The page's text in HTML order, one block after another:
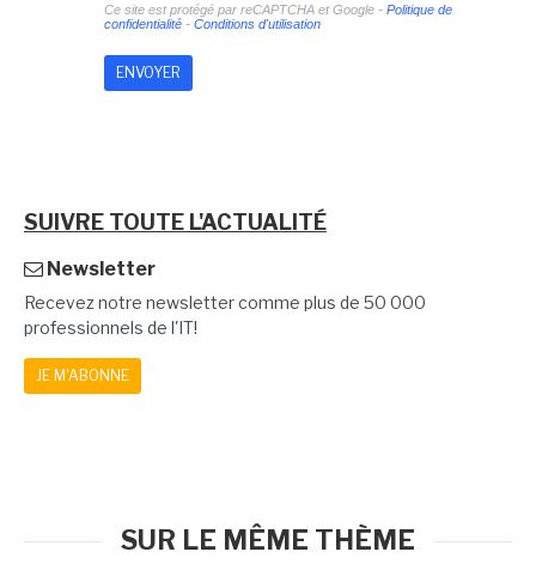
Ce site est protégé par reCAPTCHA et Google - Politique de
confidentialité- Conditions d'utilisation
SUIVRE TOUTE L'ACTUALITÉ
Newsletter
Recevez notre newsletter comme plus de 50 000
professionnels de l'IT!
JE M'ABONNE
SUR LE MÊME THÈME